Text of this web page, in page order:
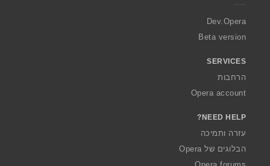
a
Dev.Opera
Beta version
SERVICES
הרחבות
Opera account
NEED HELP?
עזרה ותמיכה
הבלוגים של Opera